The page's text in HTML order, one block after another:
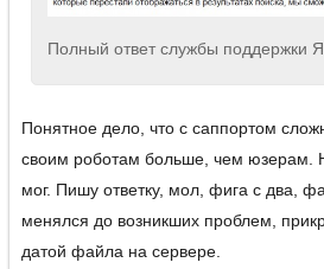
Полный ответ службы поддержки
Понятное дело, что с саппортом
своим роботам больше, чем юзерам.
мог. Пишу ответку, мол, фига с два,
менялся до возникших проблем,
датой файла на сервере.